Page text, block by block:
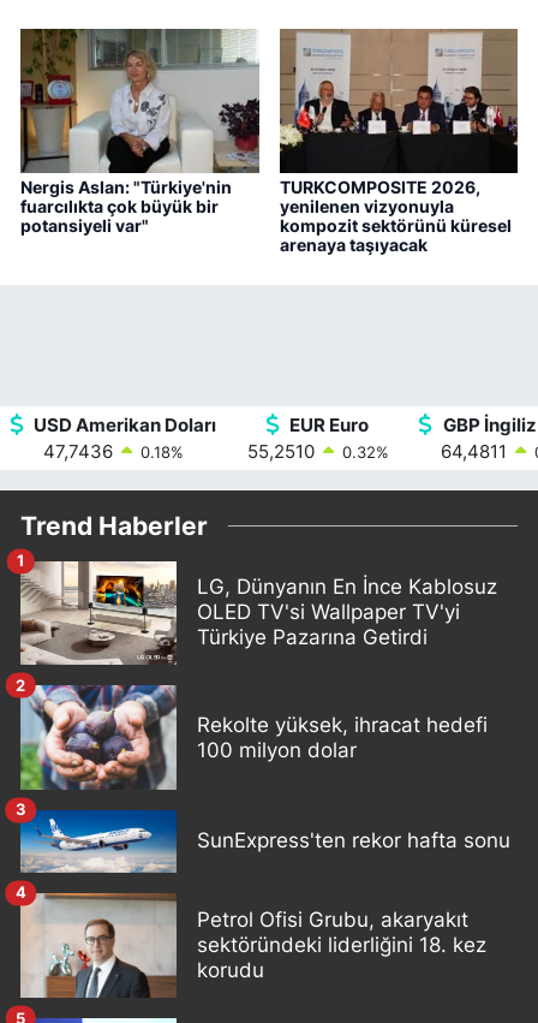
Nergis Aslan: "Türkiye'nin
fuarcılıkta çok büyük bir
potansiyeli var"
TURKCOMPOSITE 2026,
yenilenen vizyonuyla
kompozit sektörünü küresel
arenaya taşıyacak
USD Amerikan Doları
47,7436
0.18%
EUR Euro
55,2510
0.32%
GBP
64,4811
Trend Haberler
LG, Dünyanın En İnce Kablosuz
OLED TV'si Wallpaper TV'yi
Türkiye Pazarına Getirdi
1
Rekolte yüksek, ihracat hedefi
100 milyon dolar
2
SunExpress'ten rekor hafta sonu
3
Petrol Ofisi Grubu, akaryakıt
sektöründeki liderliğini 18. kez
korudu
4
5